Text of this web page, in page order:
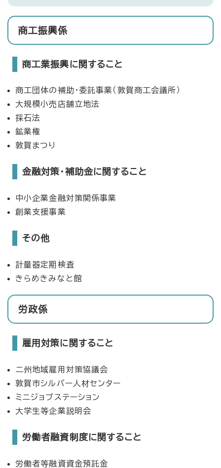
商工振興係
商工業振興に関すること
商工団体の補助・委託事業（敦賀商工会議所）
大規模小売店舗立地法
採石法
鉱業権
敦賀まつり
金融対策・補助金に関すること
中小企業金融対策関係事業
創業支援事業
その他
計量器定期検査
きらめきみなと館
労政係
雇用対策に関すること
二州地域雇用対策協議会
敦賀市シルバー人材センター
ミニジョブステーション
大学生等企業説明会
労働者融資制度に関すること
労働者等融資資金預託金